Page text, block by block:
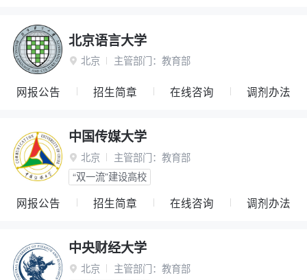
北京语言大学
 北京 主管部门： 教育部
网报公告 招生简章 在线咨询 调剂办法
中国传媒大学
 北京 主管部门： 教育部
“双一流”建设高校
网报公告 招生简章 在线咨询 调剂办法
中央财经大学
 北京 主管部门： 教育部